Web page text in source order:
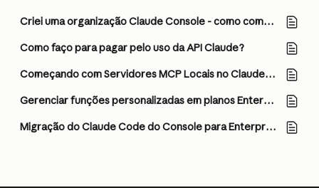
Criei uma organização Claude Console - como começo a usar a API Claude?
Como faço para pagar pelo uso da API Claude?
Começando com Servidores MCP Locais no Claude Desktop
Gerenciar funções personalizadas em planos Enterprise
Migração do Claude Code do Console para Enterprise